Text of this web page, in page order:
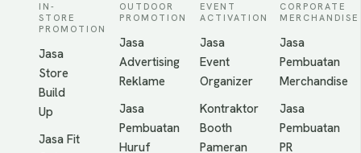
IN-
STORE
PROMOTION
Jasa
Store
Build
Up
Jasa Fit
OUTDOOR
PROMOTION
Jasa
Advertising
Reklame
Jasa
Pembuatan
Huruf
EVENT
ACTIVATION
Jasa
Event
Organizer
Kontraktor
Booth
Pameran
CORPORATE
MERCHANDISE
Jasa
Pembuatan
Merchandise
Jasa
Pembuatan
PR